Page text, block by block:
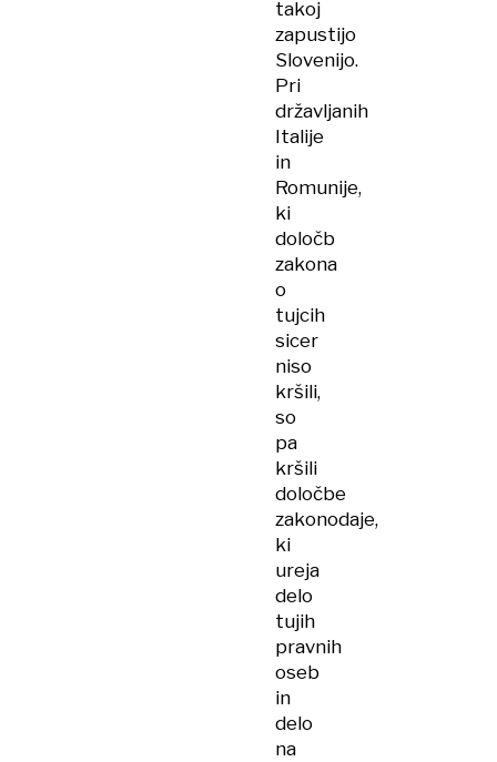
takoj
zapustijo
Slovenijo.
Pri
državljanih
Italije
in
Romunije,
ki
določb
zakona
o
tujcih
sicer
niso
kršili,
so
pa
kršili
določbe
zakonodaje,
ki
ureja
delo
tujih
pravnih
oseb
in
delo
na